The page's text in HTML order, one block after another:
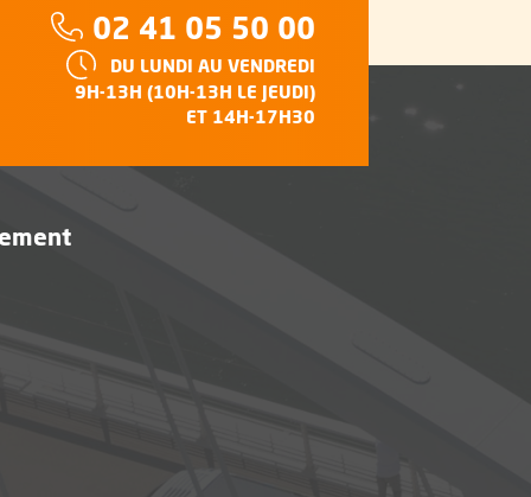
Téléphone :
02 41 05 50 00
HORAIRES :
DU LUNDI AU VENDREDI
9H-13H (10H-13H LE JEUDI)
ET 14H-17H30